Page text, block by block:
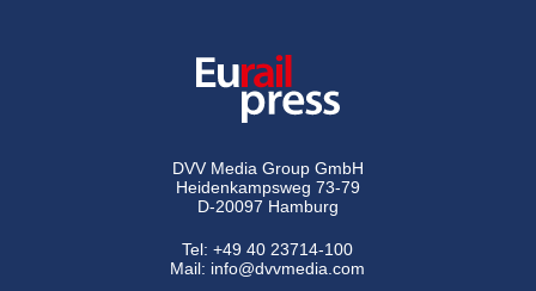
DVV Media Group GmbH
Heidenkampsweg 73-79
D-20097 Hamburg
Tel:+49 40 23714-100
Mail: info@dvvmedia.com